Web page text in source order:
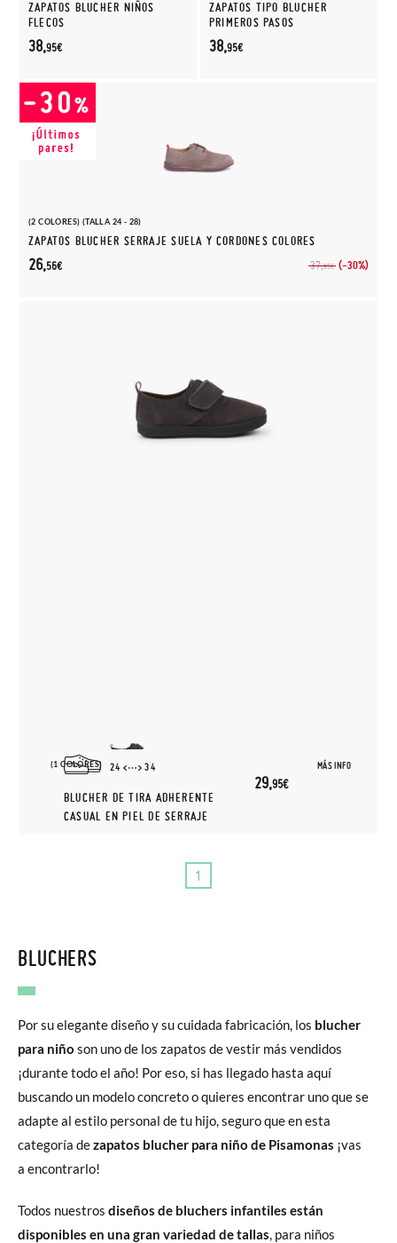
ZAPATOS BLUCHER NIÑOS
FLECOS
38,95€
ZAPATOS TIPO BLUCHER
PRIMEROS PASOS
38,95€
(2 COLORES) (TALLA 24 - 28)
ZAPATOS BLUCHER SERRAJE SUELA Y CORDONES COLORES
37,95€ (-30%)
26,56€
(1 COLORES) MÁS INFO
24 34
BLUCHER DE TIRA ADHERENTE
CASUAL EN PIEL DE SERRAJE
29,95€
1
BLUCHERS
Por su elegante diseño y su cuidada fabricación, los blucher
para niño son uno de los zapatos de vestir más vendidos
¡durante todo el año! Por eso, si has llegado hasta aquí
buscando un modelo concreto o quieres encontrar uno que se
adapte al estilo personal de tu hijo, seguro que en esta
categoría dezapatos blucher para niño de Pisamonas ¡vas
a encontrarlo!
Todos nuestros diseños de bluchers infantiles están
disponibles en una gran variedad de tallas, para niños